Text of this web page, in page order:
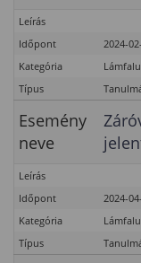
Leírás
Időpont
2024-
Kategória
Típus
Esemény
neve
Leírás
Időpont
2024-
Kategória
Típus